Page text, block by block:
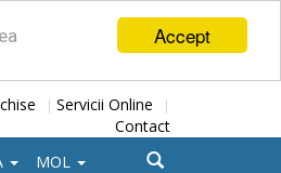
Accept
| Servicii Online |
Contact
MOL